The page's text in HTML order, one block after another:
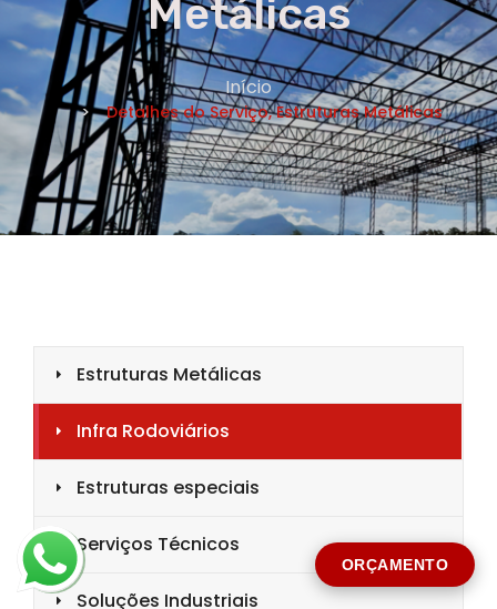
ORÇAMENTO
TELEFONE *
CIDADE *
MENSAGEM *